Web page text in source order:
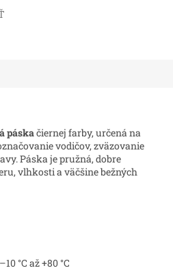
páskačiernej farby, určená na
vodičov, zväzovanie
Páska je pružná, dobre
vlhkosti a väčšine bežných
°C až +80 °C